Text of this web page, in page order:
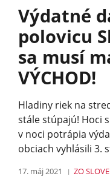
Výdatné
polovicu
sa musí
VÝCHOD!
Hladiny riek na
stále stúpajú! Hoci
v noci potrápia
obciach vyhlásili 3.
17. máj 2021 ZO